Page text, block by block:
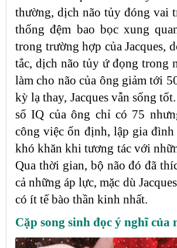
thường, dịch não tủy đóng vai
thống đệm bao bọc xung
trong trường hợp của Jacques,
tắc, dịch não tủy ứ đọng trong
làm cho não của ông giảm tới
kỳ lạ thay, Jacques vẫn sống
số IQ của ông chỉ có 75
công việc ổn định, lập gia
khó khăn khi tương tác với
Qua thời gian, bộ não đó đã
cả những áp lực, mặc dù
có ít tế bào thần kinh nhất.
Cặp song sinh đọc ý nghĩ của